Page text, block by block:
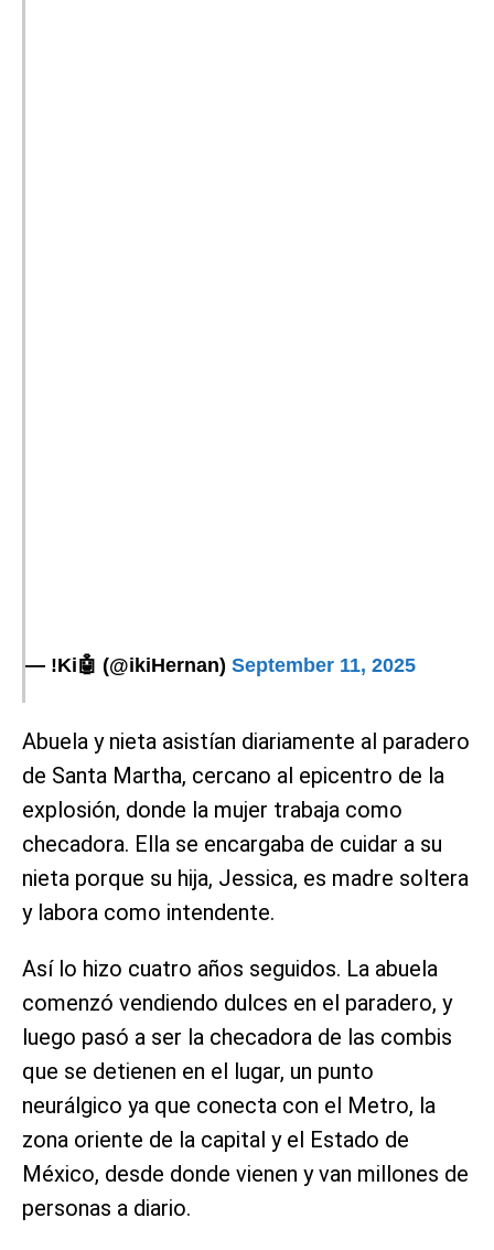
— !Ki🤖 (@ikiHernan) September 11, 2025
Abuela y nieta asistían diariamente al paradero
de Santa Martha, cercano al epicentro de la
explosión, donde la mujer trabaja como
checadora. Ella se encargaba de cuidar a su
nieta porque su hija, Jessica, es madre soltera
y labora como intendente.
Así lo hizo cuatro años seguidos. La abuela
comenzó vendiendo dulces en el paradero, y
luego pasó a ser la checadora de las combis
que se detienen en el lugar, un punto
neurálgico ya que conecta con el Metro, la
zona oriente de la capital y el Estado de
México, desde donde vienen y van millones de
personas a diario.